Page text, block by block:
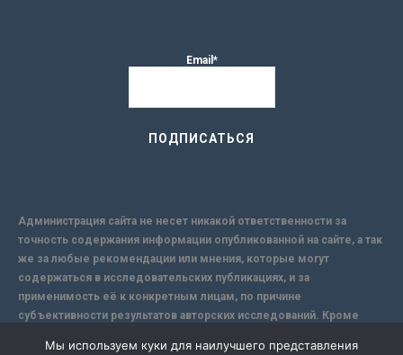
Email*
Администрация сайта не несет никакой ответственности за
точность содержания информации опубликованной на сайте, а так
же за любые рекомендации или мнения, которые могут
содержаться в исследовательских публикациях, и за
применимость её к конкретным лицам, по причине
субъективности результатов авторских исследований. Кроме
Мы используем куки для наилучшего представления